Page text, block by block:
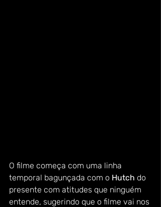
O filme começa com uma linha
temporal bagunçada com o Hutch do
presente com atitudes que ninguém
entende, sugerindo que o filme vai nos